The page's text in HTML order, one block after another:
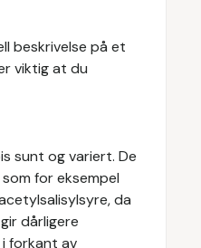
beskrivelse på et
viktig at du
sunt og variert. De
for eksempel
da
dårligere
forkant av